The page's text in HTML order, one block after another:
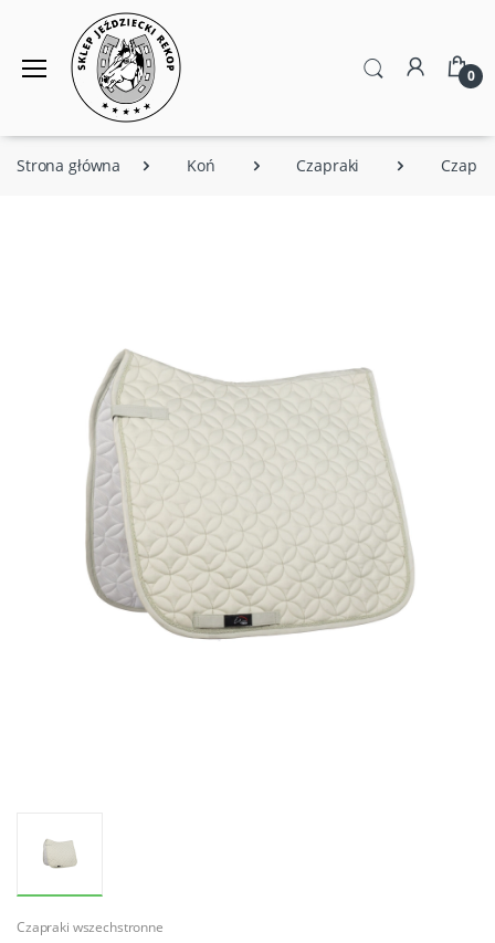
0
Strona główna Koń Czapraki
Czapraki wszechstronne